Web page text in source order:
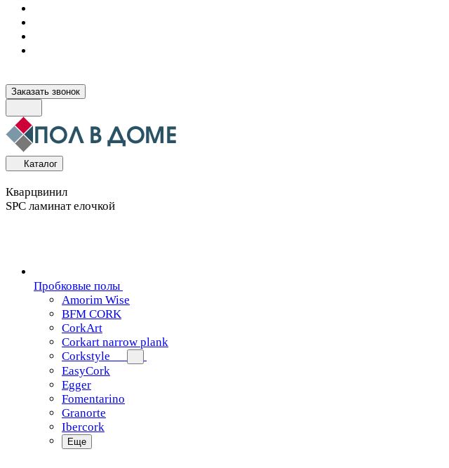
Заказать звонок
Каталог
Кварцвинил
SPC ламинат елочкой
Пробковые полы
Amorim Wise
BFM CORK
CorkArt
Corkart narrow plank
Corkstyle
EasyCork
Egger
Fomentarino
Granorte
Ibercork
Еще